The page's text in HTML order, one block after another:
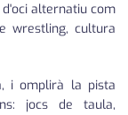
alternatiu com
wrestling, cultura
i omplirà la pista
jocs de taula,